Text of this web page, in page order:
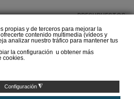
propias y de terceros para mejorar la
contenido multimedia (vídeos y
analizar nuestro tráfico para mantener tus
la configuración u obtener más
cookies.
Configuración ◮
PRESUPUESTOS
Amperio (Episodio 3)